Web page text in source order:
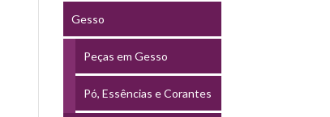
Gesso
Peças em Gesso
Pó, Essências e Corantes